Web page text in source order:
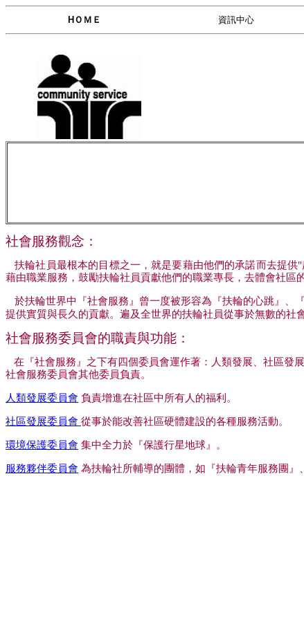
HＯＭＥ 資訊中心
社會服務觀念：
扶輪社員最根本的目標之一，就是要藉由他們的承諾而去提供"
藉由職業服務，鼓勵扶輪社員貢獻他們的職業專長，去體會社區
於扶輪世界中『社會服務』曾一度被形容為『扶輪的心跳 』、
提供實質與長久的貢獻。遍及全世界的扶輪社員從事於無數的社
社會服務委員會的職責與功能：
在『社會服務』之下有四個委員會運作著：人類發展、社區發
社會服務委員會其他委員負責。
人類發展委員會 負責增進在社區中所有人的福利。
社區發展委員會 從事於能改善社區硬體建設的各種服務活動。
環境保護委員會 集中全力於『保護行星地球』。
服務夥伴委員會 為扶輪社所輔導的團體，如『扶輪青年服務團